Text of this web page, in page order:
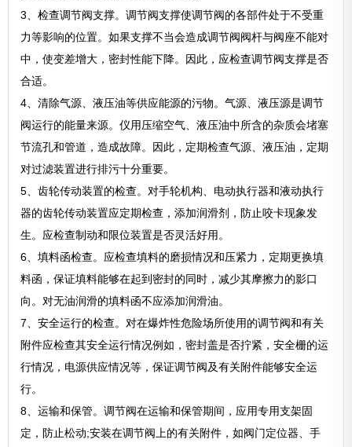
3、检查调节阀支撑。调节阀支撑使调节阀的各部件处于不受重
力等影响的位置。如果支撑不当会造成调节阀阀杆与阀座不能对
中，使变差增大，密封性能下降。因此，应检查调节阀支撑是否
合适。
4、清除气源、液压油等供应能源的污物。气源、液压源是调节
阀运行的能量来源。仪用压缩空气、液压油中所含的杂质会堵塞
节流孔和管道，造成故障。因此，定期检查气源、液压油，定期
对过滤装置进行排污十分重要。
5、齿轮传动装置的检查。对手轮机构、电动执行器和液动执行
器的齿轮传动装置应定期检查，添加润滑剂，防止咬卡现象发
生。应检查制动和限位装置是否灵活好用。
6、填料函检查。应检查填料的磨损情况和压紧力，定期更换填
料函，保证填料能够在起到密封的同时，减少其摩擦力的影口
向。对无油润滑的填料函不应添加润滑油。
7、安全运行的检查。对在爆炸性危险场所使用的调节阀和有关
附件应检查其安全运行情况例如，密封盖是否拧紧，安全栅的运
行情况，电源供应情况等，保证调节阀及有关附件能够安全运
行。
8、运输和保管。调节阀在运输和保管期间，应用专用支架固
定，防止松动;安装在调节阀上的有关附件，如阀门定位器、手